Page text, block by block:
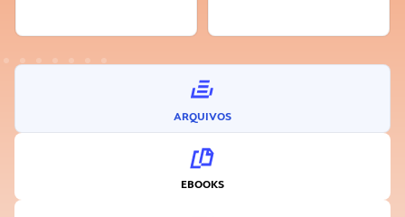
ARQUIVOS
EBOOKS